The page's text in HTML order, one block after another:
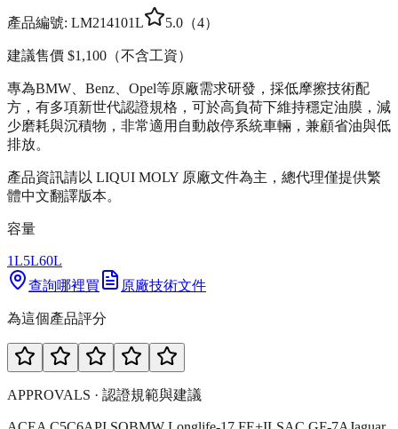
產品編號: LM214101L 5.0 （4）
建議售價 $1,100 （不含工資）
專為BMW、Benz、Opel等原廠需求研發，採低摩擦技術配
方，有多項新世代認證規格，可於高負荷下維持穩定油膜，減
少磨耗與沉積物，非常適用自動啟停系統車輛，兼顧省油與低
排放。
產品資訊請以 LIQUI MOLY 原廠文件為主，總代理僅提供繁
體中文翻譯版本。
容量
1L5L60L
查詢哪裡買
原廠技術文件
為這個產品評分
APPROVALS · 認證規範與建議